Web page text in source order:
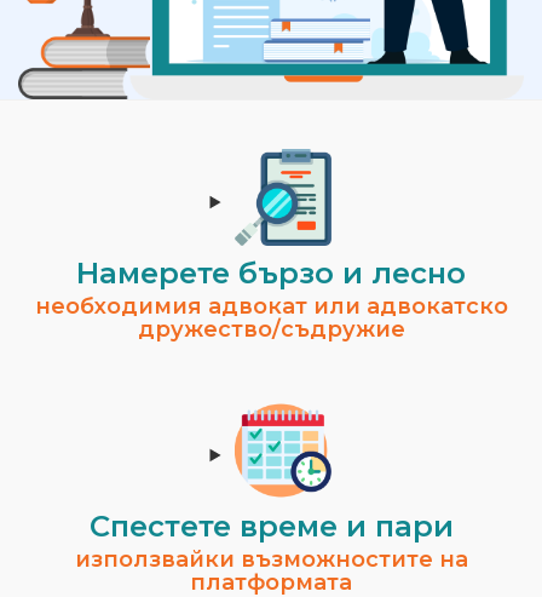
Намерете бързо и лесно
необходимия адвокат или адвокатско
дружество/съдружие
Спестeте време и пари
използвайки възможностите на
платформата